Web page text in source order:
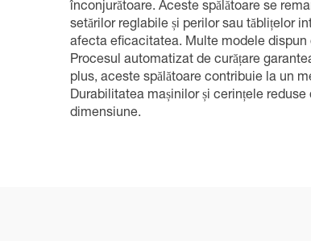
înconjurătoare. Aceste spălătoare se
setărilor reglabile și perilor sau tăblițelor
afecta eficacitatea. Multe modele dispun
Procesul automatizat de curățare
plus, aceste spălătoare contribuie la un
Durabilitatea mașinilor și cerințele
dimensiune.